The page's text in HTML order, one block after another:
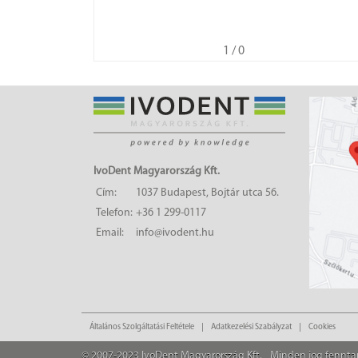
1 / 0
IvoDent Magyarország Kft.
Cím:
1037 Budapest, Bojtár utca 56.
Telefon: +36 1 299-0117
Email:
info@ivodent.hu
Általános Szolgáltatási Feltétele Adatkezelési Szabályzat Cookies